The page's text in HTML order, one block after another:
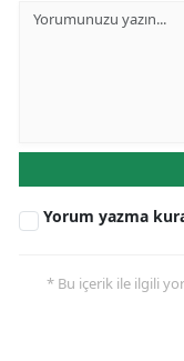
Yorum yazma
* Bu içerik ile ilgili